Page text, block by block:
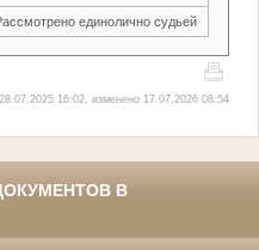
единолично судьей
16:02, изменено 17.07.2026 08:54
В